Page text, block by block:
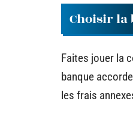
Choisir la
Faites jouer la
banque accorde
les frais